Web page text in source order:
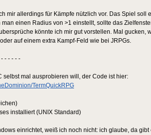
mir allerdings für Kämpfe nützlich vor. Das Spiel soll
einen Radius von >1 einstellt, sollte das
könnte ich mir gut vorstellen. Mal gucken,
auf einem extra Kampf-Feld wie bei JRPGs.
- - - - -
selbst mal ausprobieren will, der Code ist hier:
TermQuickRPG
installiert (UNIX Standard)
einrichtet, weiß ich noch nicht: ich glaube, da